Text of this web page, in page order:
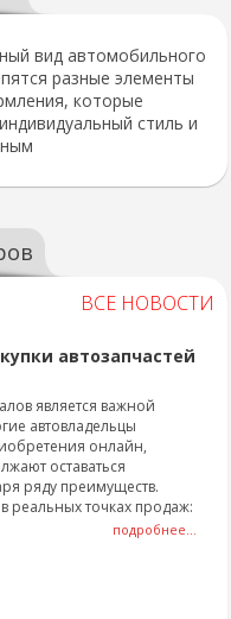
вид автомобильного
разные элементы
которые
стиль и
ВСЕ НОВОСТИ
автозапчастей
является важной
автовладельцы
онлайн,
оставаться
ряду преимуществ.
реальных точках продаж:
подробнее...